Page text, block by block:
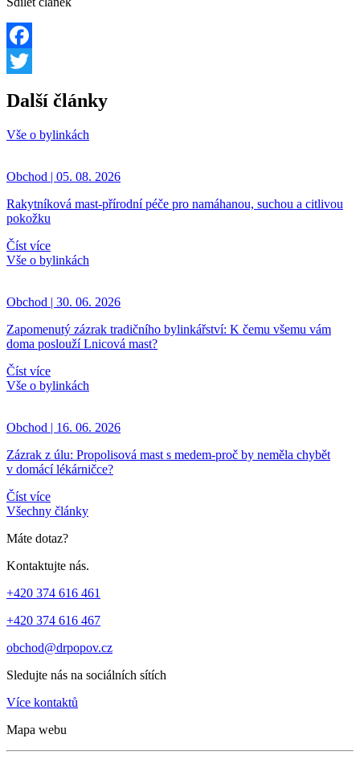
Facebook
Další články
Vše o bylinkách
Obchod | 05. 08. 2026
Rakytníková mast-přírodní péče pro namáhanou, suchou a citlivou
pokožku
Číst více
Vše o bylinkách
Obchod | 30. 06. 2026
Zapomenutý zázrak tradičního bylinkářství: K čemu všemu vám
doma poslouží Lnicová mast?
Číst více
Vše o bylinkách
Obchod | 16. 06. 2026
Zázrak z úlu: Propolisová mast s medem-proč by neměla chybět
v domácí lékárničce?
Číst více
Všechny články
Máte dotaz?
Kontaktujte nás.
+420 374 616 461
+420 374 616 467
obchod@drpopov.cz
Sledujte nás na sociálních sítích
Více kontaktů
Mapa webu